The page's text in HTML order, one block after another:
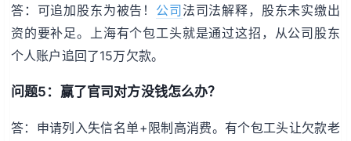
答：可追加股东为被告！ 公司法司法解释，股东未实缴出
资的要补足。上海有个包工头就是通过这招，从公司股东
个人账户追回了15万欠款。
问题5：赢了官司对方没钱怎么办？
答：申请列入失信名单+限制高消费。有个包工头让欠款老